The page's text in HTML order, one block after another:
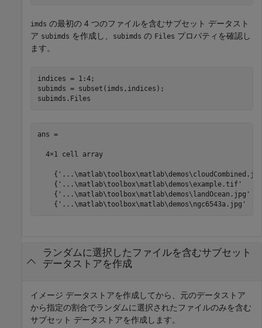
imds の最初の 4 つのファイルを含むサブセット データスト
ア subimds を作成し、 subimds の Files プロパティを確認し
ます。
indices = 1:4;
subimds = subset(imds,indices);
subimds.Files
ans =
  4×1 cell array
{'...\matlab\toolbox\matlab\demos\example.tif'
{'...\matlab\toolbox\matlab\demos\landOcean.jpg'
{'...\matlab\toolbox\matlab\demos\ngc6543a.jpg'
ランダムに選択したファイルを含むサブセット
データストアを作成
イメージ データストアを作成してから、元のデータストア
から指定の割合でランダムに選択されたファイルのみを含む
サブセット データストアを作成します。